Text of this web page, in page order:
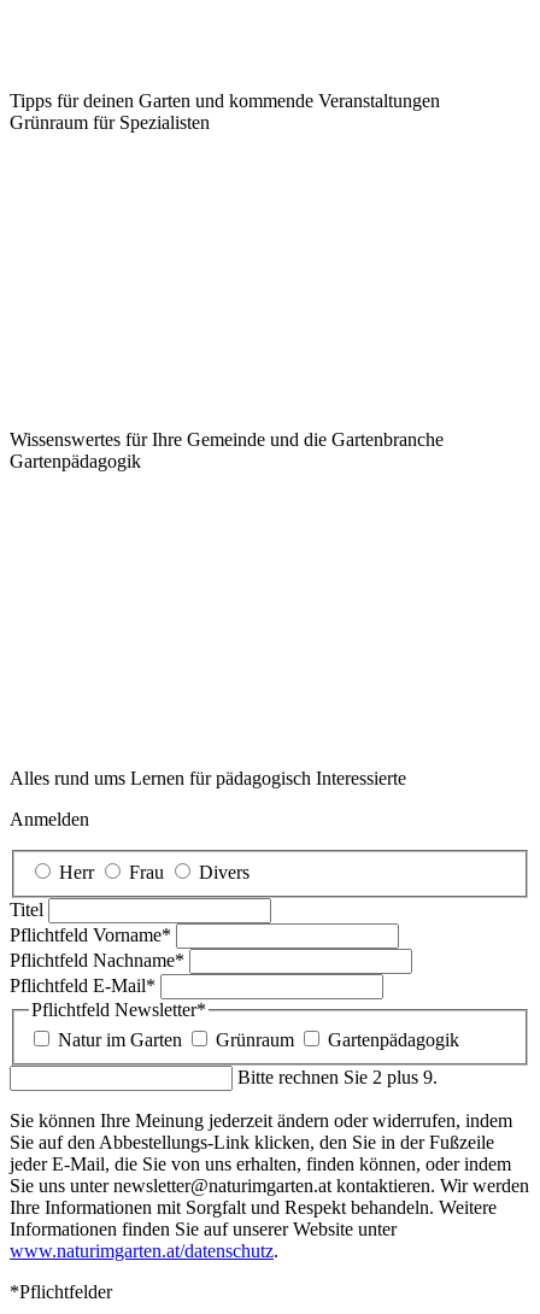
Tipps für deinen Garten und kommende Veranstaltungen
Grünraum für Spezialisten
Wissenswertes für Ihre Gemeinde und die Gartenbranche
Garten­pädagogik
Alles rund ums Lernen für pädagogisch Interessierte
Anmelden
Herr Frau
Divers
Titel
Pflichtfeld Vorname*
Pflichtfeld Nachname*
Pflichtfeld E-Mail*
Pflichtfeld Newsletter*
Natur im Garten
Grünraum
Gartenpädagogik
Bitte rechnen Sie 2 plus 9.
Sie können Ihre Meinung jederzeit ändern oder widerrufen, indem
Sie auf den Abbestellungs-Link klicken, den Sie in der Fußzeile
jeder E-Mail, die Sie von uns erhalten, finden können, oder indem
Sie uns unter newsletter@naturimgarten.at kontaktieren. Wir werden
Ihre Informationen mit Sorgfalt und Respekt behandeln. Weitere
Informationen finden Sie auf unserer Website unter
www.naturimgarten.at/datenschutz.
*Pflichtfelder